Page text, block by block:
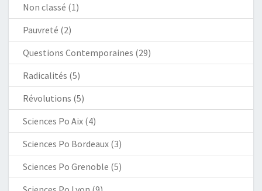
Non classé (1)
Pauvreté (2)
Questions Contemporaines (29)
Radicalités (5)
Révolutions (5)
Sciences Po Aix (4)
Sciences Po Bordeaux (3)
Sciences Po Grenoble (5)